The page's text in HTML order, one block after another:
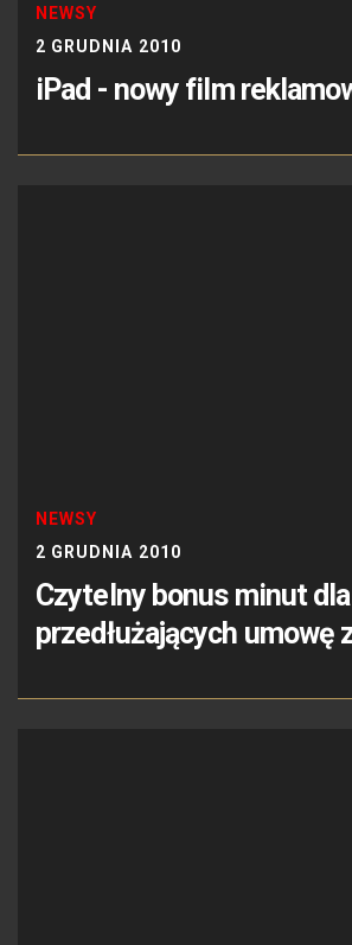
NEWSY
2 GRUDNIA 2010
iPad - nowy film
NEWSY
2 GRUDNIA 2010
Czytelny bonus minut dla
przedłużających umowę